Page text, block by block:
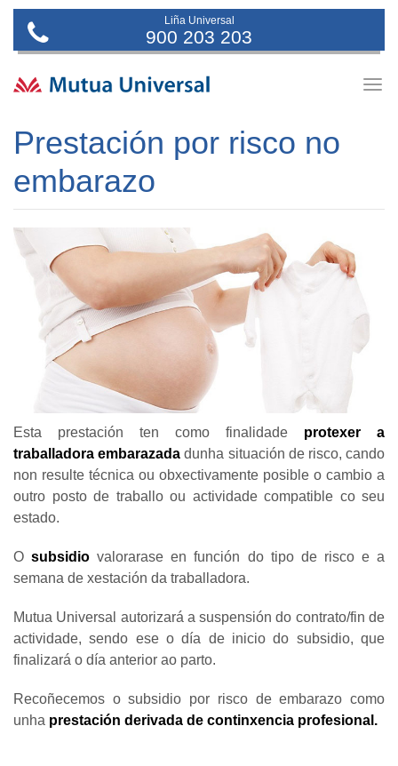
Liña Universal
900 203 203
Prestación por risco no
embarazo
Esta prestación ten como finalidade protexer a
traballadora embarazada dunha situación de risco, cando
non resulte técnica ou obxectivamente posible o cambio a
outro posto de traballo ou actividade compatible co seu
estado.
Osubsidiovalorarase en función do tipo de risco e a
semana de xestación da traballadora.
Mutua Universal autorizará a suspensión do contrato/fin de
actividade, sendo ese o día de inicio do subsidio, que
finalizará o día anterior ao parto.
Recoñecemos o subsidio por risco de embarazo como
unha prestación derivada de continxencia profesional.